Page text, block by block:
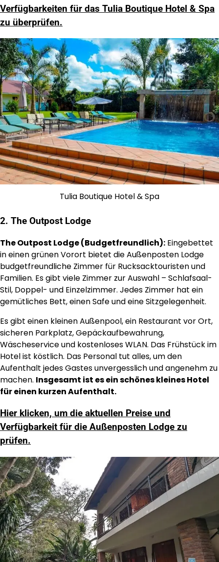
Verfügbarkeiten für das Tulia Boutique Hotel & Spa
zu überprüfen.
Tulia Boutique Hotel & Spa
2. The Outpost Lodge
The Outpost Lodge (Budgetfreundlich): Eingebettet
in einen grünen Vorort bietet die Außenposten Lodge
budgetfreundliche Zimmer für Rucksacktouristen und
Familien. Es gibt viele Zimmer zur Auswahl – Schlafsaal-
Stil, Doppel- und Einzelzimmer. Jedes Zimmer hat ein
gemütliches Bett, einen Safe und eine Sitzgelegenheit.
Es gibt einen kleinen Außenpool, ein Restaurant vor Ort,
sicheren Parkplatz, Gepäckaufbewahrung,
Wäscheservice und kostenloses WLAN. Das Frühstück im
Hotel ist köstlich. Das Personal tut alles, um den
Aufenthalt jedes Gastes unvergesslich und angenehm zu
machen. Insgesamt ist es ein schönes kleines Hotel
für einen kurzen Aufenthalt.
Hier klicken, um die aktuellen Preise und
Verfügbarkeit für die Außenposten Lodge zu
prüfen.